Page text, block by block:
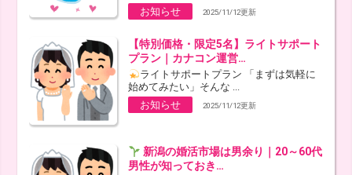
お知らせ
2025/11/12更新
【特別価格・限定5名】ライトサポート
プラン｜カナコン運営…
ライトサポートプラン 「まずは気軽に
始めてみたい」そんな ...
お知らせ
2025/11/12更新
新潟の婚活市場は男余り｜20～60代
男性が知っておき…